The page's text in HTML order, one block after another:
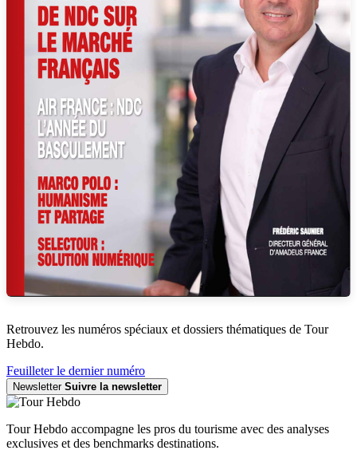
Retrouvez les numéros spéciaux et dossiers thématiques de Tour
Hebdo.
Feuilleter le dernier numéro
Newsletter Suivre la newsletter
Tour Hebdo accompagne les pros du tourisme avec des analyses
exclusives et des benchmarks destinations.